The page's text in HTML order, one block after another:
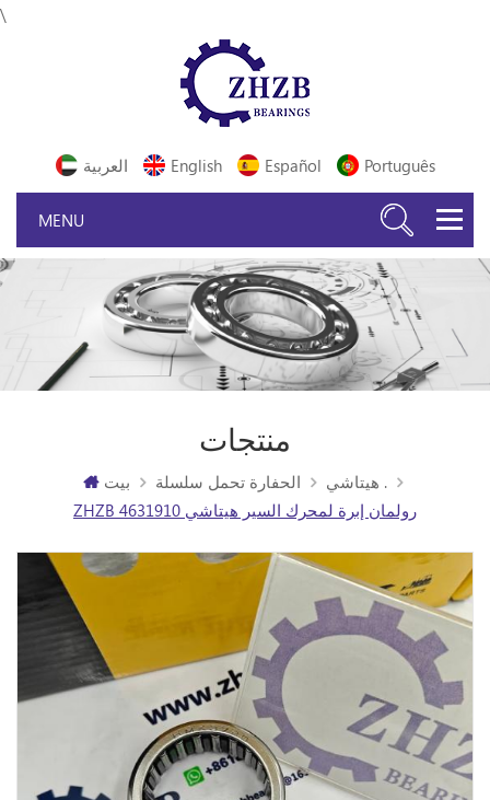
\
العربية English Español Português
منتجات
بيت الحفارة تحمل سلسلة
هيتاشي .
ZHZB 4631910 رولمان إبرة لمحرك السير هيتاشي